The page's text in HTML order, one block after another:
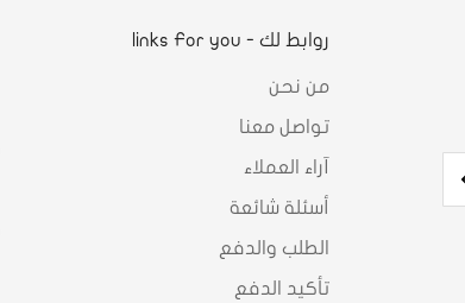
روابط لك - links For you
من نحن
تواصل معنا
آراء العملاء
أسئلة شائعة
الطلب والدفع
تأكيد الدفع